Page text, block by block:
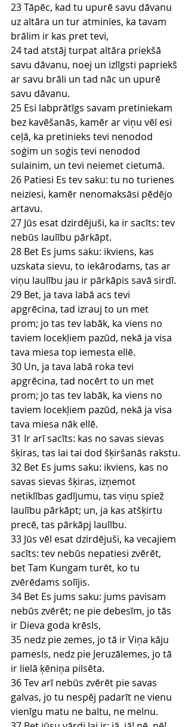
23 Tāpēc, kad tu upurē savu dāvanu
uz altāra un tur atminies, ka tavam
brālim ir kas pret tevi,
24 tad atstāj turpat altāra priekšā
savu dāvanu, noej un izlīgsti papriekš
ar savu brāli un tad nāc un upurē
savu dāvanu.
25 Esi labprātīgs savam pretiniekam
bez kavēšanās, kamēr ar viņu vēl esi
ceļā, ka pretinieks tevi nenodod
soģim un soģis tevi nenodod
sulainim, un tevi neiemet cietumā.
26 Patiesi Es tev saku: tu no turienes
neiziesi, kamēr nenomaksāsi pēdējo
artavu.
27 Jūs esat dzirdējuši, ka ir sacīts: tev
nebūs laulību pārkāpt.
28 Bet Es jums saku: ikviens, kas
uzskata sievu, to iekārodams, tas ar
viņu laulību jau ir pārkāpis savā sirdī.
29 Bet, ja tava labā acs tevi
apgrēcina, tad izrauj to un met
prom; jo tas tev labāk, ka viens no
taviem locekļiem pazūd, nekā ja visa
tava miesa top iemesta ellē.
30 Un, ja tava labā roka tevi
apgrēcina, tad nocērt to un met
prom; jo tas tev labāk, ka viens no
taviem locekļiem pazūd, nekā ja visa
tava miesa nāk ellē.
31 Ir arī sacīts: kas no savas sievas
šķiras, tas lai tai dod šķiršanās rakstu.
32 Bet Es jums saku: ikviens, kas no
savas sievas šķiras, izņemot
netiklības gadījumu, tas viņu spiež
laulību pārkāpt; un, ja kas atšķirtu
precē, tas pārkāpj laulību.
33 Jūs vēl esat dzirdējuši, ka vecajiem
sacīts: tev nebūs nepatiesi zvērēt,
bet Tam Kungam turēt, ko tu
zvērēdams solījis.
34 Bet Es jums saku: jums pavisam
nebūs zvērēt; ne pie debesīm, jo tās
ir Dieva goda krēsls,
35 nedz pie zemes, jo tā ir Viņa kāju
pamesls, nedz pie Jeruzālemes, jo tā
ir lielā ķēniņa pilsēta.
36 Tev arī nebūs zvērēt pie savas
galvas, jo tu nespēj padarīt ne vienu
vienīgu matu ne baltu, ne melnu.